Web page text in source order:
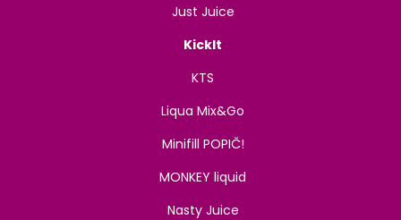
Just Juice
KickIt
KTS
Liqua Mix&Go
Minifill POPIČ!
MONKEY liquid
Nasty Juice